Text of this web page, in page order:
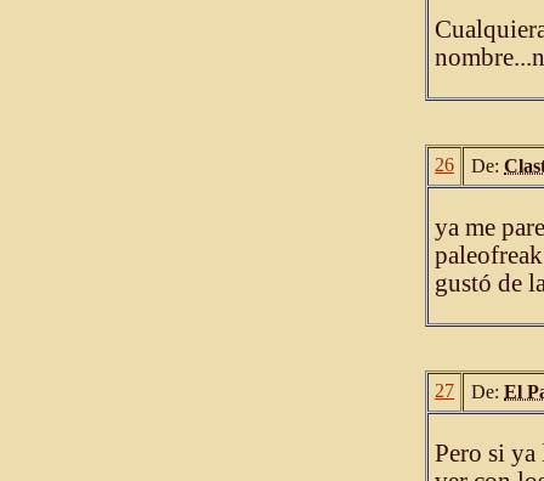
26 De:
ya me
gustó de
27 De: El
Pero si ya